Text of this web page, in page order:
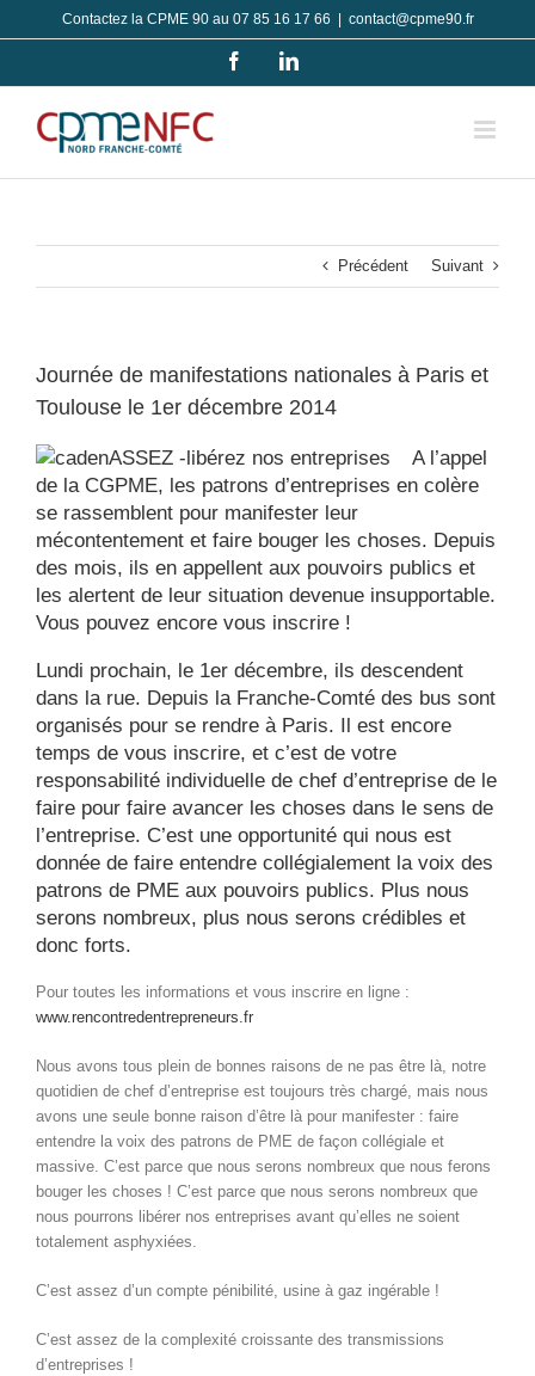
au
Contactez la CPME 90 au 07 85 16 17 66 contact@cpme90.fr
FacebookLinkedIn
Précédent Suivant
Journée de manifestations nationales à Paris et
Toulouse le 1er décembre 2014
A l’appel
de la CGPME, les patrons d’entreprises en colère
se rassemblent pour manifester leur
mécontentement et faire bouger les choses. Depuis
des mois, ils en appellent aux pouvoirs publics et
les alertent de leur situation devenue insupportable.
Vous pouvez encore vous inscrire !
Lundi prochain, le 1er décembre, ils descendent
dans la rue. Depuis la Franche-Comté des bus sont
organisés pour se rendre à Paris. Il est encore
temps de vous inscrire, et c’est de votre
responsabilité individuelle de chef d’entreprise de le
faire pour faire avancer les choses dans le sens de
l’entreprise. C’est une opportunité qui nous est
donnée de faire entendre collégialement la voix des
patrons de PME aux pouvoirs publics. Plus nous
serons nombreux, plus nous serons crédibles et
donc forts.
Pour toutes les informations et vous inscrire en ligne :
www.rencontredentrepreneurs.fr
Nous avons tous plein de bonnes raisons de ne pas être là, notre
quotidien de chef d’entreprise est toujours très chargé, mais nous
avons une seule bonne raison d’être là pour manifester : faire
entendre la voix des patrons de PME de façon collégiale et
massive. C’est parce que nous serons nombreux que nous ferons
bouger les choses ! C’est parce que nous serons nombreux que
nous pourrons libérer nos entreprises avant qu’elles ne soient
totalement asphyxiées.
C’est assez d’un compte pénibilité, usine à gaz ingérable !
C’est assez de la complexité croissante des transmissions
d’entreprises !